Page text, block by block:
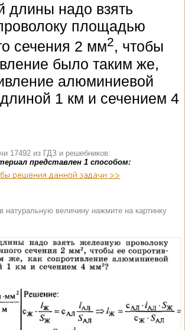
длины надо взять
площадью
сечения 2 мм2, чтобы
было таким же,
алюминиевой
1 км и сечением 4
17492 из ГДЗ и решебников:
представлен 1 способом:
натуральную величину нажмите на картинку